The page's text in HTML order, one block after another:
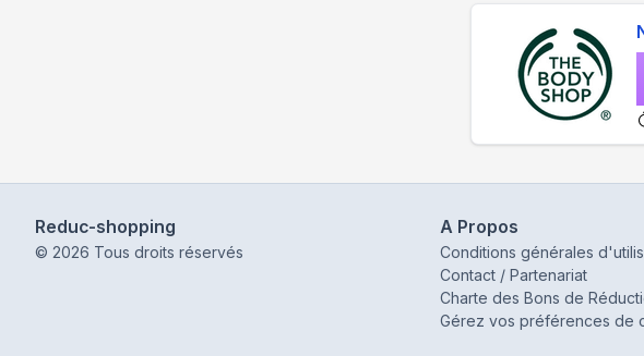
Reduc-shopping
© 2026 Tous droits réservés
A Propos
Conditions générales
Contact / Partenariat
Charte des Bons de
Gérez vos préférences de